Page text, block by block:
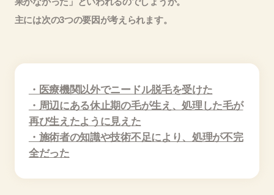
主には次の3つの要因が考えられます。
・医療機関以外でニードル脱毛を受けた
・周辺にある休止期の毛が生え、処理した毛が
再び生えたように見えた
・施術者の知識や技術不足により、処理が不完
全だった